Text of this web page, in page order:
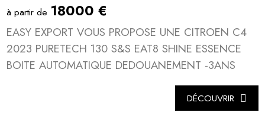
à partir de 18000 €
EASY EXPORT VOUS PROPOSE UNE CITROEN C4
2023 PURETECH 130 S&S EAT8 SHINE ESSENCE
BOITE AUTOMATIQUE DEDOUANEMENT -3ANS
DÉCOUVRIR